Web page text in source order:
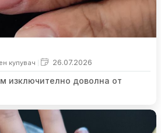
купувач 26.07.2026
изключително доволна от